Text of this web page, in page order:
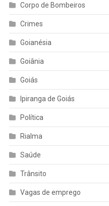
Corpo de Bombeiros
Crimes
Goianésia
Goiânia
Goiás
Ipiranga de Goiás
Política
Rialma
Saúde
Trânsito
Vagas de emprego